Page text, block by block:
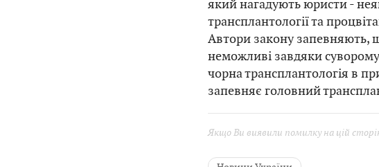
який нагадують юристи -
трансплантології та
Автори закону запевняють,
неможливі завдяки
чорна трансплантологія в
запевняє головний
Якщо Ви виявили помилку на цій